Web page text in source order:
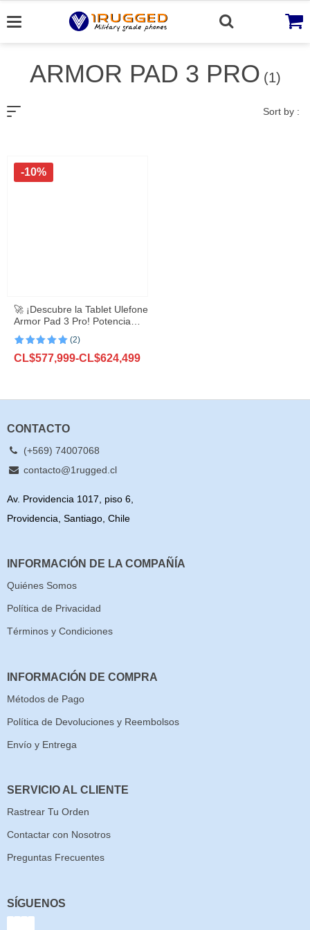
to
ARMOR PAD 3 PRO (1)
Sort by :
-10%
🚀 ¡Descubre la Tablet Ulefone
Armor Pad 3 Pro! Potencia
Inigualable con 33,280 mAh,
16GB de RAM y 256GB de
ROM 💥
5.00de 5 en
base a
(2)
CL$577,999-CL$624,499
Rango
desde
hasta
CL$624,499
CONTACTO
(+569) 74007068
contacto@1rugged.cl
Av. Providencia 1017, piso 6,
Providencia, Santiago, Chile
INFORMACIÓN DE LA COMPAÑÍA
Quiénes Somos
Política de Privacidad
Términos y Condiciones
INFORMACIÓN DE COMPRA
Métodos de Pago
Política de Devoluciones y Reembolsos
Envío y Entrega
SERVICIO AL CLIENTE
Rastrear Tu Orden
Contactar con Nosotros
Preguntas Frecuentes
SÍGUENOS